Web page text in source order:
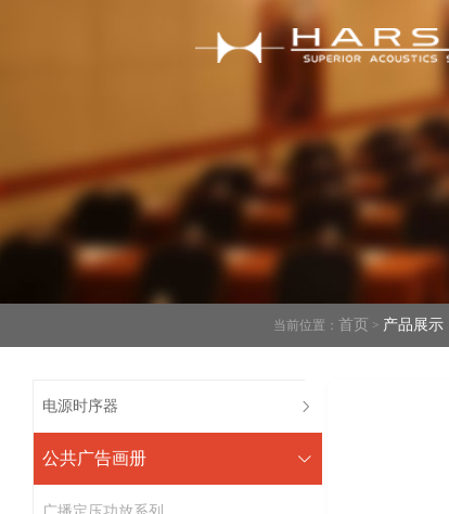
当前位置： 首页 > 产品展示
电源时序器
公共广告画册